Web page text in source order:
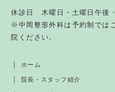
休診日 木曜日・土曜日午後
※中岡整形外科は予約制では
院ください。
ホーム
院長・スタッフ紹介